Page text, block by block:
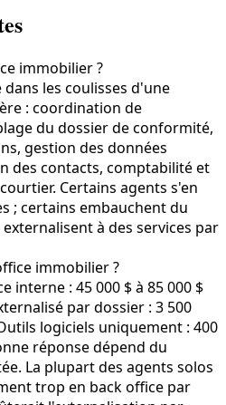
immobilier ?
dans les coulisses d'une
: coordination de
du dossier de conformité,
gestion des données
des contacts, comptabilité et
Certains agents s'en
; certains embauchent du
à des services par
immobilier ?
interne : 45 000 $ à 85 000 $
par dossier : 3 500
logiciels uniquement : 400
réponse dépend du
La plupart des agents solos
trop en back office par